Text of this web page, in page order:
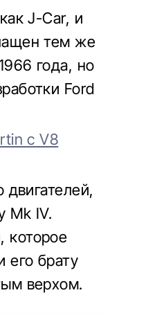
J-Car, и
тем же
года, но
Ford
с V8
двигателей,
Mk IV.
которое
его брату
верхом.